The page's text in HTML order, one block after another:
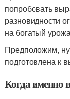
попробовать
разновидности
на богатый
Предположим,
подготовлена к
Когда именно